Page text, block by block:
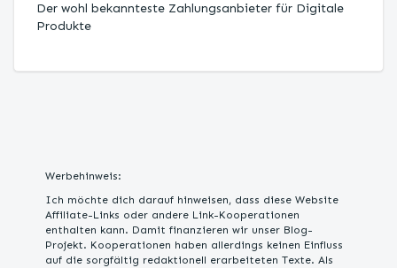
Der wohl bekannteste Zahlungsanbieter für Digitale
Produkte
Werbehinweis:
Ich möchte dich darauf hinweisen, dass diese Website
Affiliate-Links oder andere Link-Kooperationen
enthalten kann. Damit finanzieren wir unser Blog-
Projekt. Kooperationen haben allerdings keinen Einfluss
auf die sorgfältig redaktionell erarbeiteten Texte. Als